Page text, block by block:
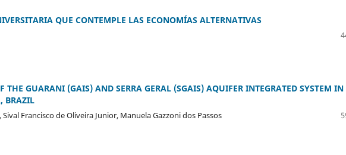
QUE CONTEMPLE LAS ECONOMÍAS ALTERNATIVAS
THE GUARANI (GAIS) AND SERRA GERAL (SGAIS) AQUIFER INTEGRATED SYSTEM IN
BRAZIL
Sival Francisco de Oliveira Junior, Manuela Gazzoni dos Passos